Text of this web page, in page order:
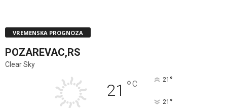
VREMENSKA PROGNOZA
POZAREVAC,RS
Clear Sky
21 °C 21 °
21 °